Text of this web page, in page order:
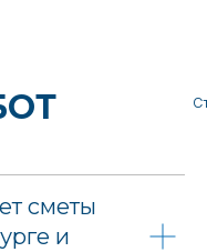
сметы
и